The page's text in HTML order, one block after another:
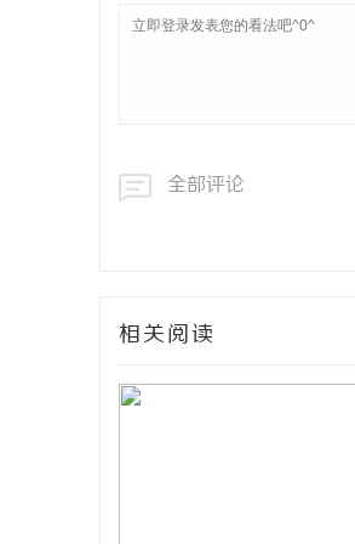
全部评论
相关阅读